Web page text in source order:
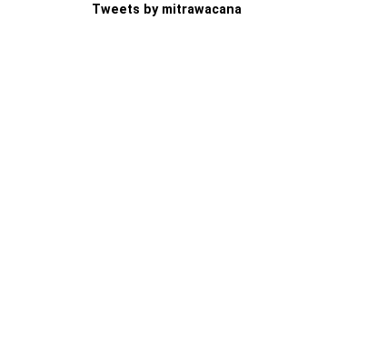
Tweets by mitrawacana